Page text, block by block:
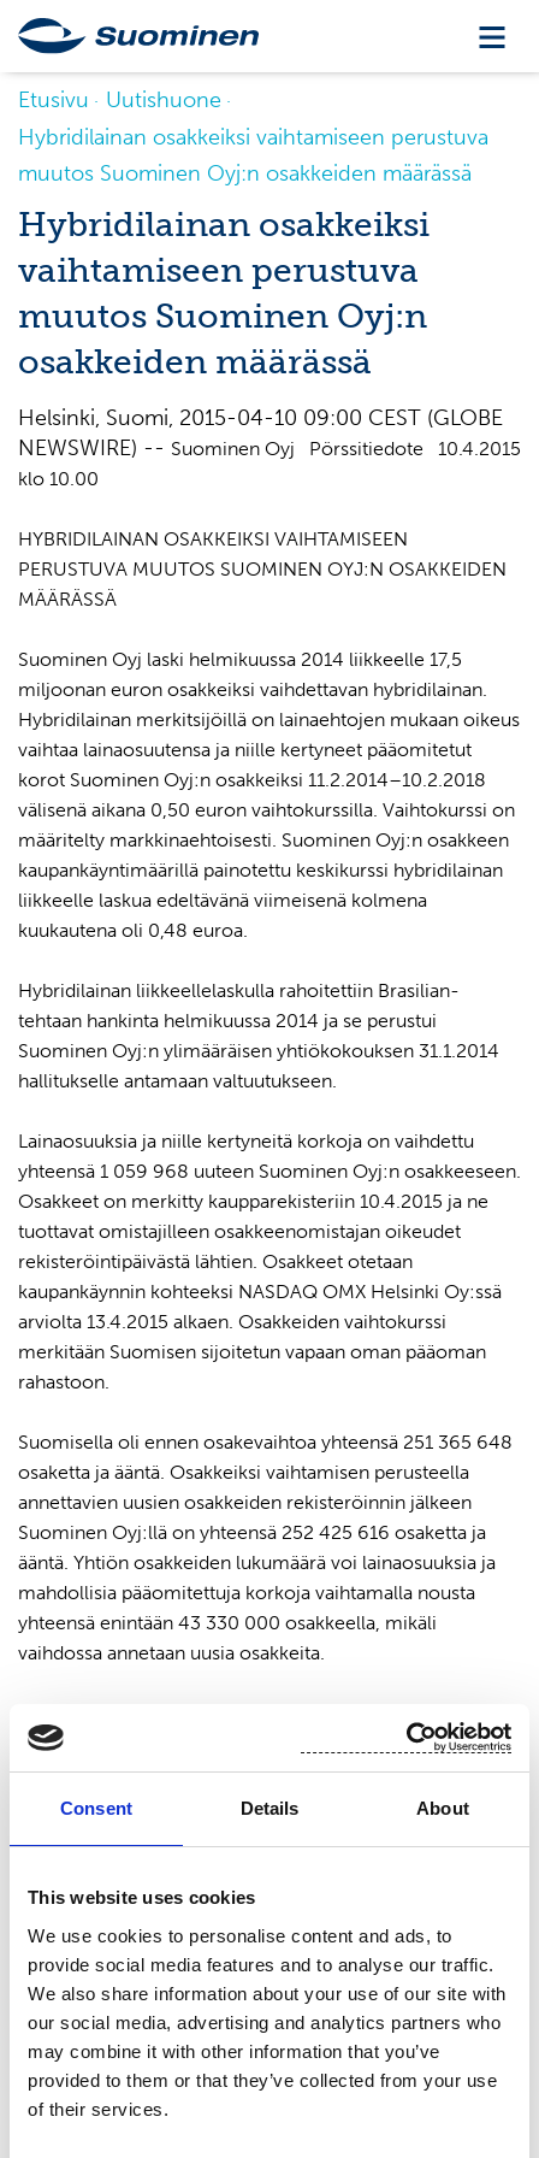
Consent Details About
This website uses cookies
We use cookies to personalise content and ads, to
provide social media features and to analyse our traffic.
We also share information about your use of our site with
our social media, advertising and analytics partners who
may combine it with other information that you’ve
provided to them or that they’ve collected from your use
of their services.
Etusivu
Uutishuone
Hybridilainan osakkeiksi vaihtamiseen perustuva
muutos Suominen Oyj:n osakkeiden määrässä
Hybridilainan osakkeiksi
vaihtamiseen perustuva
muutos Suominen Oyj:n
osakkeiden määrässä
Helsinki, Suomi, 2015-04-10 09:00 CEST (GLOBE
NEWSWIRE) -- Suominen Oyj Pörssitiedote 10.4.2015
klo 10.00
HYBRIDILAINAN OSAKKEIKSI VAIHTAMISEEN
PERUSTUVA MUUTOS SUOMINEN OYJ:N OSAKKEIDEN
MÄÄRÄSSÄ
Suominen Oyj laski helmikuussa 2014 liikkeelle 17,5
miljoonan euron osakkeiksi vaihdettavan hybridilainan.
Hybridilainan merkitsijöillä on lainaehtojen mukaan oikeus
vaihtaa lainaosuutensa ja niille kertyneet pääomitetut
korot Suominen Oyj:n osakkeiksi 11.2.2014–10.2.2018
välisenä aikana 0,50 euron vaihtokurssilla. Vaihtokurssi on
määritelty markkinaehtoisesti. Suominen Oyj:n osakkeen
kaupankäyntimäärillä painotettu keskikurssi hybridilainan
liikkeelle laskua edeltävänä viimeisenä kolmena
kuukautena oli 0,48 euroa.
Hybridilainan liikkeellelaskulla rahoitettiin Brasilian-
tehtaan hankinta helmikuussa 2014 ja se perustui
Suominen Oyj:n ylimääräisen yhtiökokouksen 31.1.2014
hallitukselle antamaan valtuutukseen.
Lainaosuuksia ja niille kertyneitä korkoja on vaihdettu
yhteensä 1 059 968 uuteen Suominen Oyj:n osakkeeseen.
Osakkeet on merkitty kaupparekisteriin 10.4.2015 ja ne
tuottavat omistajilleen osakkeenomistajan oikeudet
rekisteröintipäivästä lähtien. Osakkeet otetaan
kaupankäynnin kohteeksi NASDAQ OMX Helsinki Oy:ssä
arviolta 13.4.2015 alkaen. Osakkeiden vaihtokurssi
merkitään Suomisen sijoitetun vapaan oman pääoman
rahastoon.
Suomisella oli ennen osakevaihtoa yhteensä 251 365 648
osaketta ja ääntä. Osakkeiksi vaihtamisen perusteella
annettavien uusien osakkeiden rekisteröinnin jälkeen
Suominen Oyj:llä on yhteensä 252 425 616 osaketta ja
ääntä. Yhtiön osakkeiden lukumäärä voi lainaosuuksia ja
mahdollisia pääomitettuja korkoja vaihtamalla nousta
yhteensä enintään 43 330 000 osakkeella, mikäli
vaihdossa annetaan uusia osakkeita.
Nina Kopola, toimitusjohtaja
Lisätietoja: Nina Kopola, toimitusjohtaja, puh. 010 214 300
NASDAQ OMX Helsinki Oy
Keskeiset tiedotusvälineet
http://www.suominen.fi/
Suominen lyhyesti
Suominen valmistaa kuitukankaita rullatavarana pyyhintä-